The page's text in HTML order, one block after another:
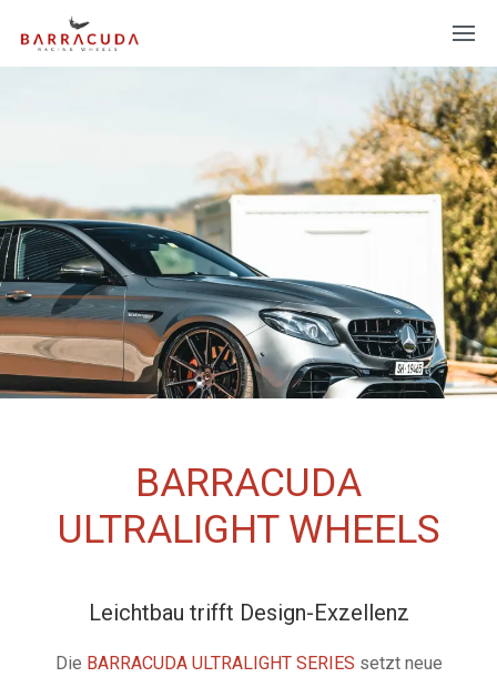
BARRACUDA
ULTRALIGHT WHEELS
Leichtbau trifft Design-Exzellenz
Die BARRACUDA ULTRALIGHT SERIES setzt neue